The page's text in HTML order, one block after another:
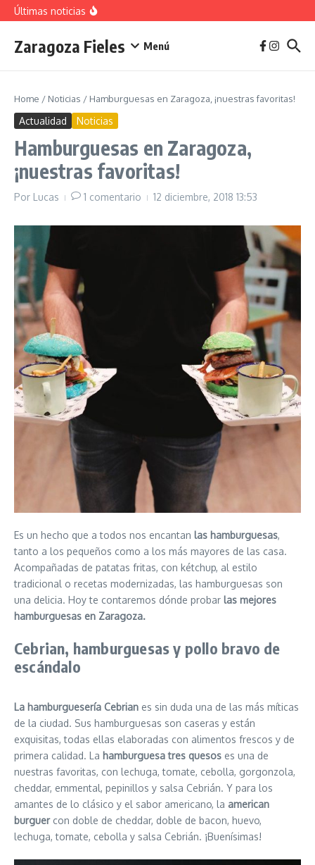
Saltar al contenido
Últimas noticias
Descubre el Parque del Agua Luis Buñuel: tu oasis
Plan de Acción del Ruido de Zaragoza 2025-
2029: Implicaciones y Objetivos
Zaragoza Fieles Menú
Home / Noticias / Hamburguesas en Zaragoza, ¡nuestras favoritas!
Actualidad Noticias
Hamburguesas en Zaragoza,
¡nuestras favoritas!
Por Lucas 1 comentario 12 diciembre, 2018 13:53
Es un hecho que a todos nos encantan las hamburguesas,
tanto a los pequeños como a los más mayores de las casa.
Acompañadas de patatas fritas, con kétchup, al estilo
tradicional o recetas modernizadas, las hamburguesas son
una delicia. Hoy te contaremos dónde probar las mejores
hamburguesas en Zaragoza.
Cebrian, hamburguesas y pollo bravo de
escándalo
La hamburguesería Cebrian es sin duda una de las más míticas
de la ciudad. Sus hamburguesas son caseras y están
exquisitas, todas ellas elaboradas con alimentos frescos y de
primera calidad. La hamburguesa tres quesos es una de
nuestras favoritas, con lechuga, tomate, cebolla, gorgonzola,
cheddar, emmental, pepinillos y salsa Cebrián. Y para los
amantes de lo clásico y el sabor americano, la american
burguercon doble de cheddar, doble de bacon, huevo,
lechuga, tomate, cebolla y salsa Cebrián. ¡Buenísimas!